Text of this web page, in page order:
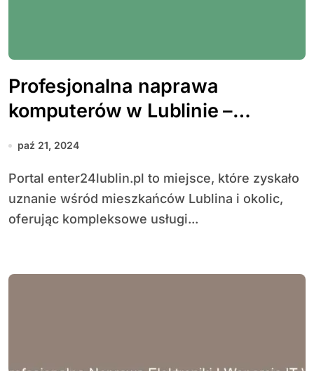
Profesjonalna naprawa
komputerów w Lublinie –
dlaczego warto skorzystać z
paź 21, 2024
Portal enter24lublin.pl to miejsce, które zyskało
uznanie wśród mieszkańców Lublina i okolic,
oferując kompleksowe usługi...